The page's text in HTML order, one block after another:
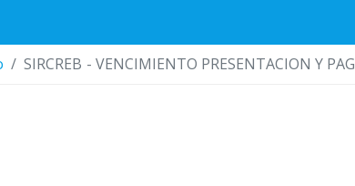
SIRCREB - VENCIMIENTO PRESENTACION Y